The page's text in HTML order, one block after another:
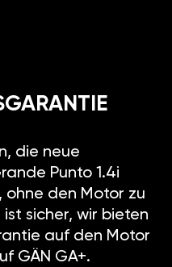
die neue
Punto 1.4i
ohne den Motor zu
sicher, wir bieten
auf den Motor
GÄN GA+.